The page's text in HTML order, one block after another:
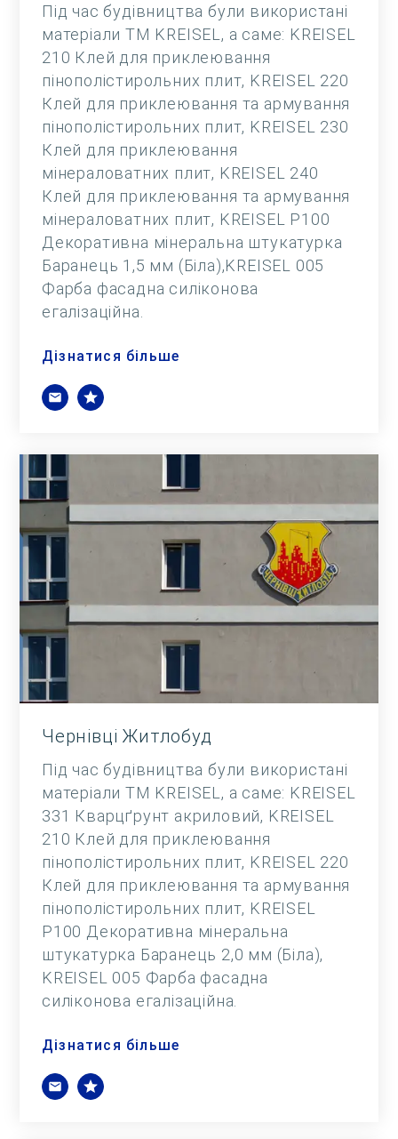
Під час будівництва були використані
матеріали ТМ KREISEL, а саме: KREISEL
210 Клей для приклеювання
пінополістирольних плит, KREISEL 220
Клей для приклеювання та армування
пінополістирольних плит, KREISEL 230
Клей для приклеювання
мінераловатних плит, KREISEL 240
Клей для приклеювання та армування
мінераловатних плит, KREISEL Р100
Декоративна мінеральна штукатурка
Баранець 1,5 мм (Біла),KREISEL 005
Фарба фасадна силіконова
егалізаційна.
Дізнатися більше
Чернівці Житлобуд
Під час будівництва були використані
матеріали ТМ KREISEL, а саме: KREISEL
331 Кварцґрунт акриловий, KREISEL
210 Клей для приклеювання
пінополістирольних плит, KREISEL 220
Клей для приклеювання та армування
пінополістирольних плит, KREISEL
Р100 Декоративна мінеральна
штукатурка Баранець 2,0 мм (Біла),
KREISEL 005 Фарба фасадна
силіконова егалізаційна.
Дізнатися більше